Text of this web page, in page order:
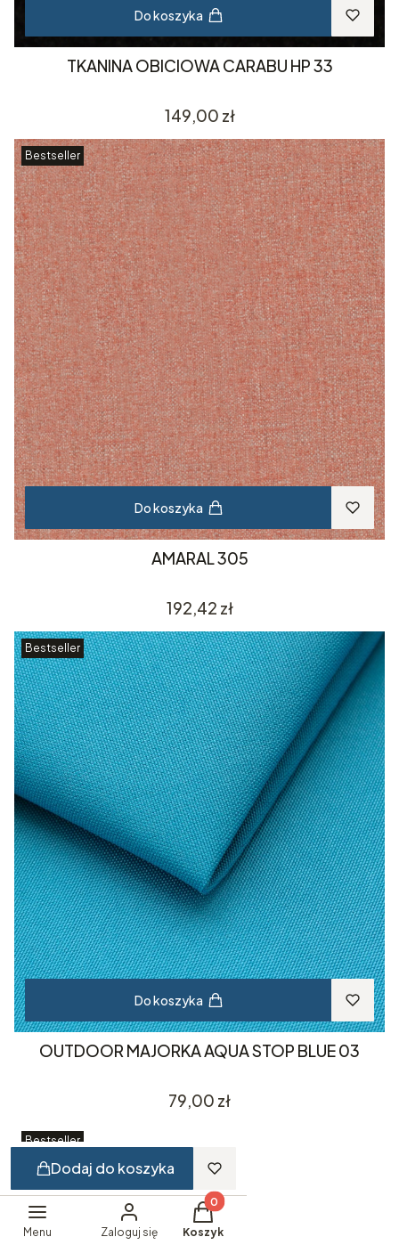
Do koszyka
TKANINA OBICIOWA CARABU HP 33
Cena
149,00 zł
Bestseller
Do koszyka
AMARAL 305
Cena
192,42 zł
Bestseller
Do koszyka
OUTDOOR MAJORKA AQUA STOP BLUE 03
Cena
79,00 zł
Bestseller
Dodaj do koszyka
Menu Zaloguj się
Produkty w koszyku: 0. Zobacz
Koszyk